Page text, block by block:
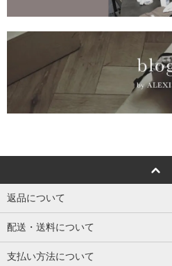
返品について
配送・送料について
支払い方法について